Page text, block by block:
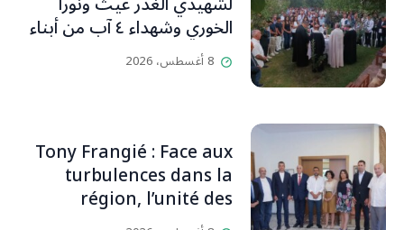
الخوري وشهداء ٤ آب من أبناء
البلدة.. كارين الخوري افرام: لقد
كان بيتنا، بوجود والدي، ينبض
إقفاله لكنه لم يستطع لأنه
بيت رسالة وتاريخ وإيمان وقيم
مستمرة (صور وVideo)
8 أغسطس، 2026
Tony Frangié : Face aux
turbulences dans la
région, l’unité des